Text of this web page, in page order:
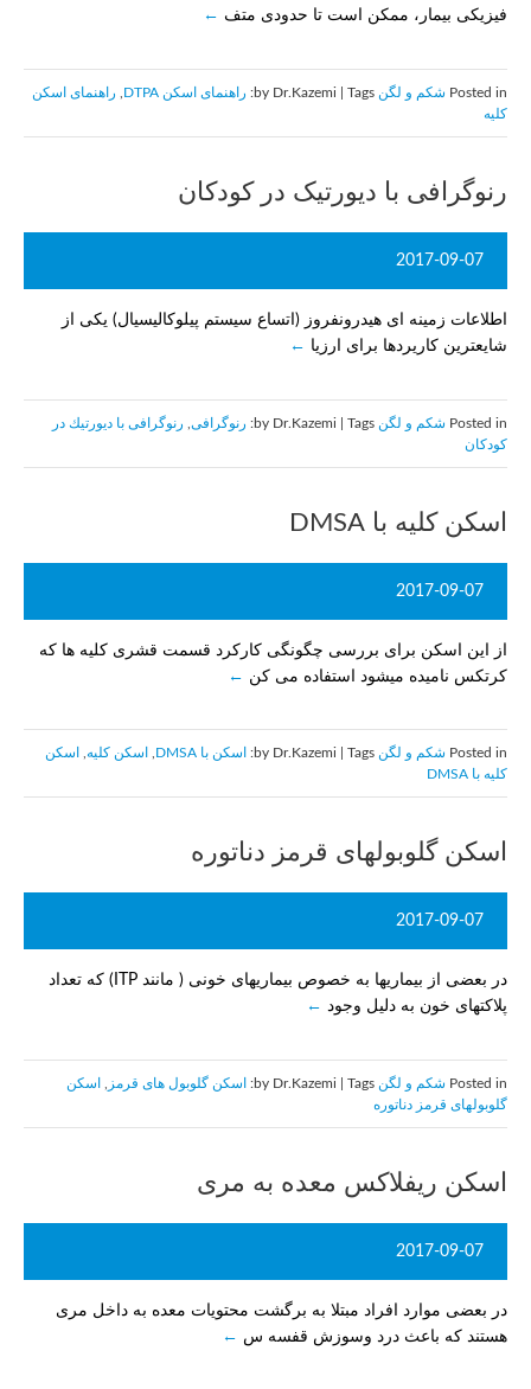
فیزیکی بیمار، ممکن است تا حدودی متف
Posted in شکم و لگن راهنمای اسكن DTPA
راهنمای اسكن
كليه
رنوگرافی با دیورتیک در کودکان
2017-09-07
اطلاعات زمینه ای هیدرونفروز (اتساع سیستم پیلوکالیسیال) یکی از
شایعترین کاریردها برای ارزیا
Posted in شکم و لگن رنوگرافی رنوگرافی با ديورتيك در
كودكان
اسکن کلیه با DMSA
2017-09-07
از این اسکن برای بررسی چگونگی کارکرد قسمت قشری کلیه ها که
کرتکس نامیده میشود استفاده می کن
Posted in شکم و لگن اسکن با DMSA اسکن کلیه
اسکن
کلیه با DMSA
اسکن گلوبولهای قرمز دناتوره
2017-09-07
در بعضی از بیماریها به خصوص بیماریهای خونی ( مانند ITP) که تعداد
پلاکتهای خون به دلیل وجود
Posted in شکم و لگن اسکن گلوبول های قرمز
اسکن
گلوبولهای قرمز دناتوره
اسکن ریفلاکس معده به مری
2017-09-07
در بعضی موارد افراد مبتلا به برگشت محتویات معده به داخل مری
هستند که باعث درد وسوزش قفسه س